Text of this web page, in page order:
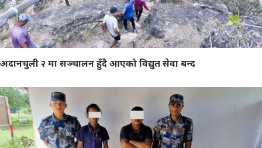
अदानचुली २ मा सञ्चालन हुँदै आएको विद्युत सेवा बन्द